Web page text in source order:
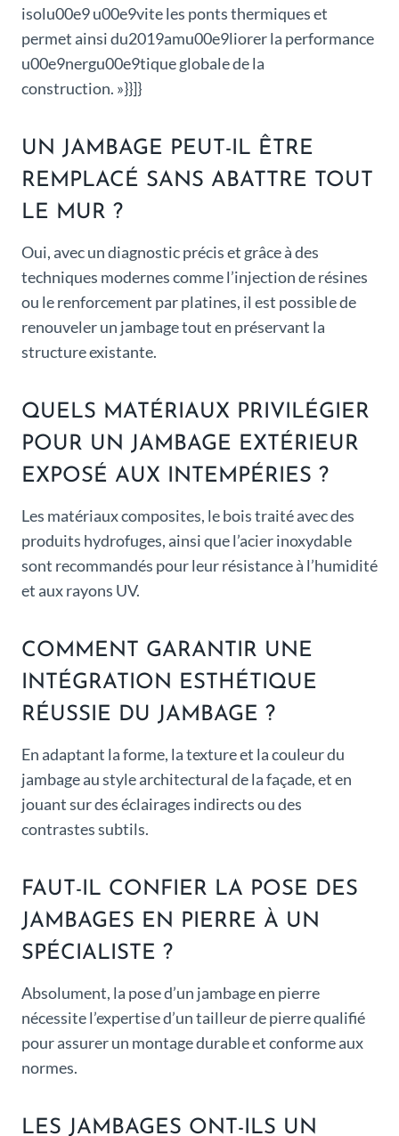
isolu00e9 u00e9vite les ponts thermiques et
permet ainsi du2019amu00e9liorer la performance
u00e9nergu00e9tique globale de la
construction. »}}]}
UN JAMBAGE PEUT-IL ÊTRE
REMPLACÉ SANS ABATTRE TOUT
LE MUR ?
Oui, avec un diagnostic précis et grâce à des
techniques modernes comme l’injection de résines
ou le renforcement par platines, il est possible de
renouveler un jambage tout en préservant la
structure existante.
QUELS MATÉRIAUX PRIVILÉGIER
POUR UN JAMBAGE EXTÉRIEUR
EXPOSÉ AUX INTEMPÉRIES ?
Les matériaux composites, le bois traité avec des
produits hydrofuges, ainsi que l’acier inoxydable
sont recommandés pour leur résistance à l’humidité
et aux rayons UV.
COMMENT GARANTIR UNE
INTÉGRATION ESTHÉTIQUE
RÉUSSIE DU JAMBAGE ?
En adaptant la forme, la texture et la couleur du
jambage au style architectural de la façade, et en
jouant sur des éclairages indirects ou des
contrastes subtils.
FAUT-IL CONFIER LA POSE DES
JAMBAGES EN PIERRE À UN
SPÉCIALISTE ?
Absolument, la pose d’un jambage en pierre
nécessite l’expertise d’un tailleur de pierre qualifié
pour assurer un montage durable et conforme aux
normes.
LES JAMBAGES ONT-ILS UN